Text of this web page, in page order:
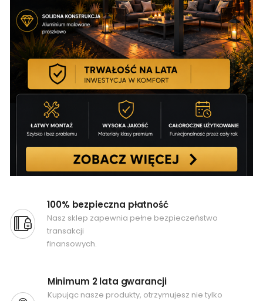
100% bezpieczna płatność
Nasz sklep zapewnia pełne bezpieczeństwo
transakcji
finansowych.
Minimum 2 lata gwarancji
Kupując nasze produkty, otrzymujesz nie tylko